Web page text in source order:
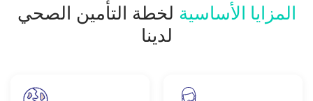
المزايا الأساسية لخطة التأمين الصحي
لدينا